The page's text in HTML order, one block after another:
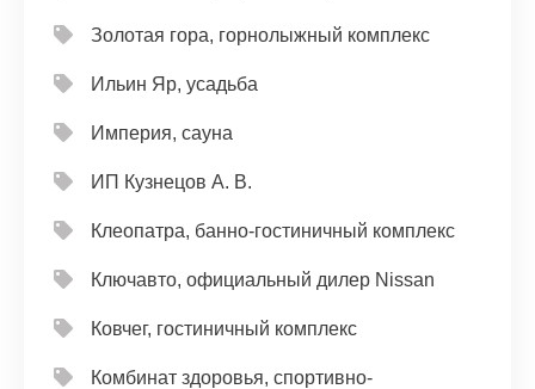
Золотая гора, горнолыжный комплекс
Ильин Яр, усадьба
Империя, сауна
ИП Кузнецов А. В.
Клеопатра, банно-гостиничный комплекс
Ключавто, официальный дилер Nissan
Ковчег, гостиничный комплекс
Комбинат здоровья, спортивно-